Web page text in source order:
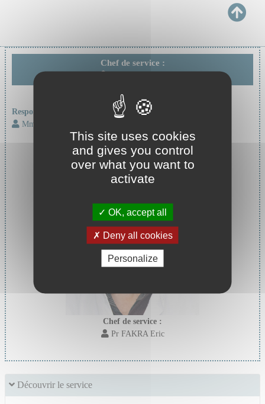
Chef de service :
Responsable d'unité :
Mme VARENNE Corinne
Chef de service :
Pr FAKRA Eric
Découvrir le service
This site uses cookies
and gives you control
over what you want to
activate
OK, accept all
Deny all cookies
Personalize